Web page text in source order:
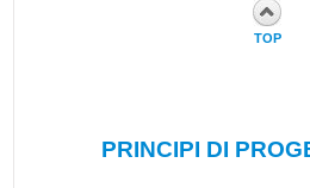
TOP
PRINCIPI DI